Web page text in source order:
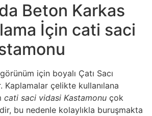
Beton Karkas
İçin cati saci
için boyalı Çatı Sacı
Kaplamalar çelikte kullanılana
cati saci vidasi Kastamonu çok
bu nedenle kolaylıkla buruşmakta